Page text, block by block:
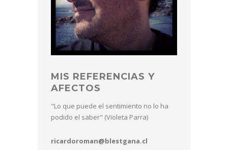
MIS REFERENCIAS Y
AFECTOS
"Lo que puede el sentimiento no lo ha
podido el saber" (Violeta Parra)
ricardoroman@blestgana.cl